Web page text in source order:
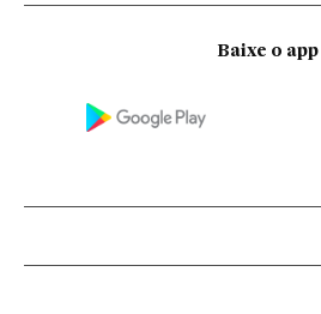
Baixe o app